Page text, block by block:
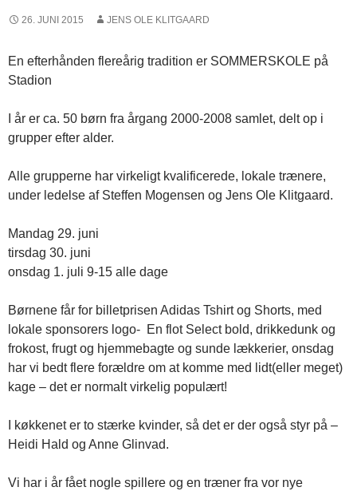
26. JUNI 2015 JENS OLE KLITGAARD
En efterhånden flereårig tradition er SOMMERSKOLE på
Stadion
I år er ca. 50 børn fra årgang 2000-2008 samlet, delt op i
grupper efter alder.
Alle grupperne har virkeligt kvalificerede, lokale trænere,
under ledelse af Steffen Mogensen og Jens Ole Klitgaard.
Mandag 29. juni
tirsdag 30. juni
onsdag 1. juli 9-15 alle dage
Børnene får for billetprisen Adidas Tshirt og Shorts, med
lokale sponsorers logo- En flot Select bold, drikkedunk og
frokost, frugt og hjemmebagte og sunde lækkerier, onsdag
har vi bedt flere forældre om at komme med lidt(eller meget)
kage – det er normalt virkelig populært!
I køkkenet er to stærke kvinder, så det er der også styr på –
Heidi Hald og Anne Glinvad.
Vi har i år fået nogle spillere og en træner fra vor nye